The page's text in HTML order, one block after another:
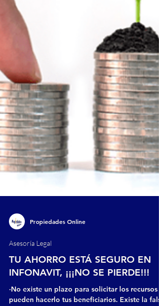
Propiedades Online
Asesoría Legal
TU AHORRO ESTÁ SEGURO EN
INFONAVIT, ¡¡¡NO SE PIERDE!!!